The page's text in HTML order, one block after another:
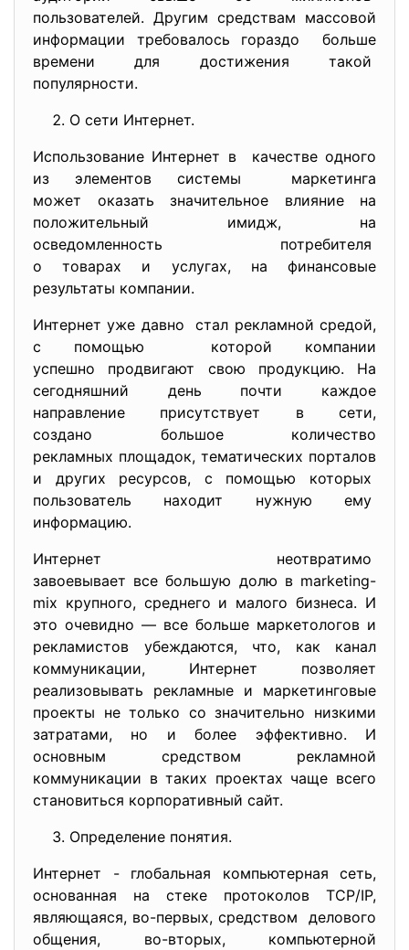
пользователей. Другим средствам массовой
информации требовалось гораздо больше
времени для достижения такой
популярности.
О сети Интернет.
Использование Интернет в качестве одного
из элементов системы маркетинга
может оказать значительное влияние на
положительный имидж, на
осведомленность потребителя
о товарах и услугах, на финансовые
результаты компании.
Интернет уже давно стал рекламной средой,
с помощью которой компании
успешно продвигают свою продукцию. На
сегодняшний день почти каждое
направление присутствует в сети,
создано большое количество
рекламных площадок, тематических порталов
и других ресурсов, с помощью которых
пользователь находит нужную ему
информацию.
Интернет неотвратимо
завоевывает все большую долю в marketing-
mix крупного, среднего и малого бизнеса. И
это очевидно — все больше маркетологов и
рекламистов убеждаются, что, как канал
коммуникации, Интернет позволяет
реализовывать рекламные и маркетинговые
проекты не только со значительно низкими
затратами, но и более эффективно. И
основным средством рекламной
коммуникации в таких проектах чаще всего
становиться корпоративный сайт.
Определение понятия.
Интернет - глобальная компьютерная сеть,
основанная на стеке протоколов TCP/IP,
являющаяся, во-первых, средством делового
общения, во-вторых, компьютерной